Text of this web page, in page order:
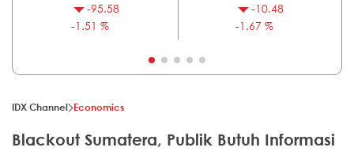
-95.58
-1.51 %
-10.48
-1.67 %
IDX Channel Economics
Blackout Sumatera, Publik Butuh Informasi